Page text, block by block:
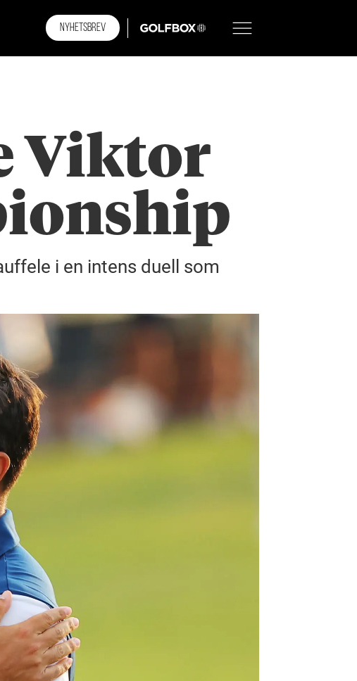
NYHETSBREV GOLFBOX
Viktor
i en intens duell som